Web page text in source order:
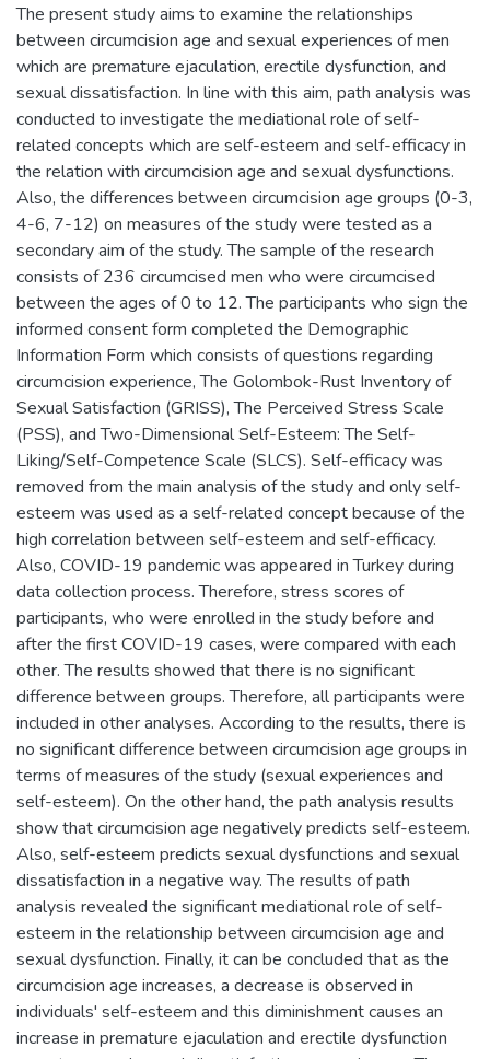
The present study aims to examine the relationships
between circumcision age and sexual experiences of men
which are premature ejaculation, erectile dysfunction, and
sexual dissatisfaction. In line with this aim, path analysis was
conducted to investigate the mediational role of self-
related concepts which are self-esteem and self-efficacy in
the relation with circumcision age and sexual dysfunctions.
Also, the differences between circumcision age groups (0-3,
4-6, 7-12) on measures of the study were tested as a
secondary aim of the study. The sample of the research
consists of 236 circumcised men who were circumcised
between the ages of 0 to 12. The participants who sign the
informed consent form completed the Demographic
Information Form which consists of questions regarding
circumcision experience, The Golombok-Rust Inventory of
Sexual Satisfaction (GRISS), The Perceived Stress Scale
(PSS), and Two-Dimensional Self-Esteem: The Self-
Liking/Self-Competence Scale (SLCS). Self-efficacy was
removed from the main analysis of the study and only self-
esteem was used as a self-related concept because of the
high correlation between self-esteem and self-efficacy.
Also, COVID-19 pandemic was appeared in Turkey during
data collection process. Therefore, stress scores of
participants, who were enrolled in the study before and
after the first COVID-19 cases, were compared with each
other. The results showed that there is no significant
difference between groups. Therefore, all participants were
included in other analyses. According to the results, there is
no significant difference between circumcision age groups in
terms of measures of the study (sexual experiences and
self-esteem). On the other hand, the path analysis results
show that circumcision age negatively predicts self-esteem.
Also, self-esteem predicts sexual dysfunctions and sexual
dissatisfaction in a negative way. The results of path
analysis revealed the significant mediational role of self-
esteem in the relationship between circumcision age and
sexual dysfunction. Finally, it can be concluded that as the
circumcision age increases, a decrease is observed in
individuals' self-esteem and this diminishment causes an
increase in premature ejaculation and erectile dysfunction